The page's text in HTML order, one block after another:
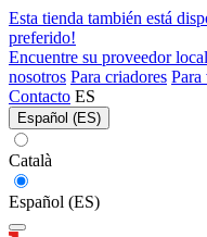
Esta tienda también está
preferido!
Encuentre su proveedor local
nosotros Para criadores Para
Contacto ES
Español (ES)
Català
Español (ES)